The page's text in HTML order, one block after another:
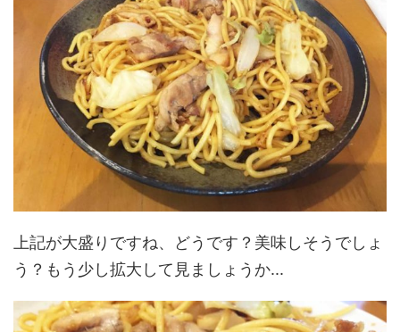
上記が大盛りですね、どうです？美味しそうでしょ
う？もう少し拡大して見ましょうか...